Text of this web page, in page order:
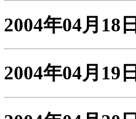
2004年04月18日
2004年04月19日